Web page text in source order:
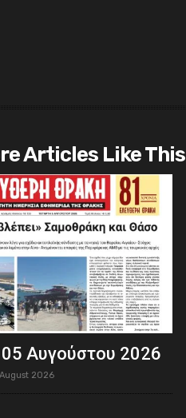
Articles Like This
Αυγούστου 2026
2026